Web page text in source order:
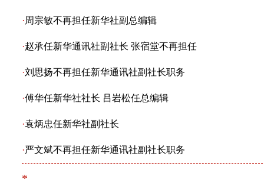
·周宗敏不再担任新华社副总编辑
·赵承任新华通讯社副社长 张宿堂不再担任
·刘思扬不再担任新华通讯社副社长职务
·傅华任新华社社长 吕岩松任总编辑
·袁炳忠任新华社副社长
·严文斌不再担任新华通讯社副社长职务
*